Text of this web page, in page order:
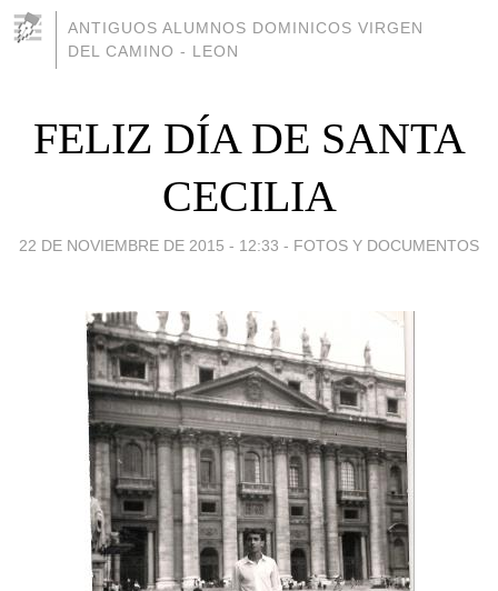
ANTIGUOS ALUMNOS DOMINICOS VIRGEN
DEL CAMINO - LEON
FELIZ DÍA DE SANTA
CECILIA
22 DE NOVIEMBRE DE 2015 - 12:33 - FOTOS Y DOCUMENTOS